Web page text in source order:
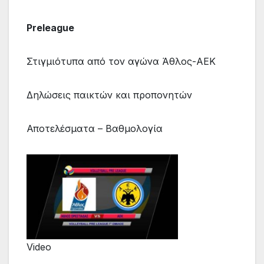
Preleague
Στιγμιότυπα από τον αγώνα Άθλος-ΑΕΚ
Δηλώσεις παικτών και προπονητών
Αποτελέσματα – Βαθμολογία
Video